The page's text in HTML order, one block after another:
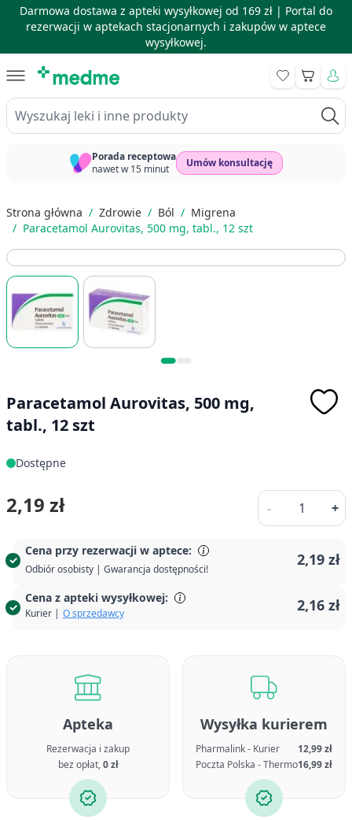
Darmowa dostawa z apteki wysyłkowej od 169 zł | Portal do
rezerwacji w aptekach stacjonarnych i zakupów w aptece
wysyłkowej.
Wyszukaj leki i inne produkty
Koszyk
Porada receptowa
nawet w 15 minut
Umów konsultację
Strona główna / Zdrowie / Ból / Migrena
/ Paracetamol Aurovitas, 500 mg, tabl., 12 szt
Paracetamol Aurovitas, 500 mg,
tabl., 12 szt
Dostępne
Cena przy rezerwacji w aptece:
Odbiór osobisty | Gwarancja dostępności!
2,19 zł
Cena z apteki wysyłkowej:
Kurier | O sprzedawcy 2,16 zł
2,19 zł -
Ilość
+
Apteka
Rezerwacja i zakup
bez opłat,0 zł
Wysyłka kurierem
Pharmalink - Kurier
12,99 zł
Poczta Polska - Thermo16,99 zł